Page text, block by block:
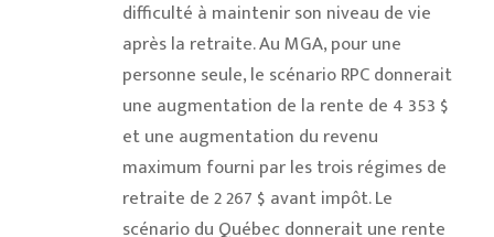
difficulté à maintenir son niveau de vie
après la retraite. Au MGA, pour une
personne seule, le scénario RPC donnerait
une augmentation de la rente de 4 353 $
et une augmentation du revenu
maximum fourni par les trois régimes de
retraite de 2 267 $ avant impôt. Le
scénario du Québec donnerait une rente